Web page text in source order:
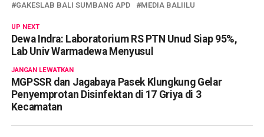
GAKESLAB BALI SUMBANG APD
MEDIA BALIILU
UP NEXT
Dewa Indra: Laboratorium RS PTN Unud Siap 95%,
Lab Univ Warmadewa Menyusul
JANGAN LEWATKAN
MGPSSR dan Jagabaya Pasek Klungkung Gelar
Penyemprotan Disinfektan di 17 Griya di 3
Kecamatan